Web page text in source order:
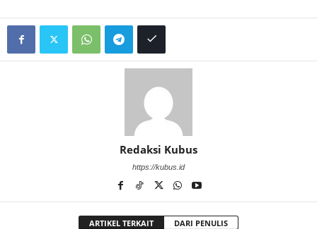
Redaksi Kubus
https://kubus.id
ARTIKEL TERKAIT DARI PENULIS